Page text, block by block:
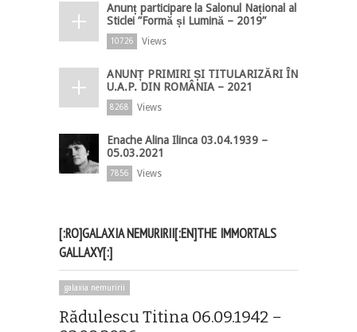
Anunț participare la Salonul Național al
Sticlei ”Formă și Lumină – 2019”
10726 Views
ANUNȚ PRIMIRI ȘI TITULARIZĂRI ÎN
U.A.P. DIN ROMÂNIA – 2021
8268 Views
Enache Alina Ilinca 03.04.1939 –
05.03.2021
7856 Views
[:RO]GALAXIA NEMURIRII[:EN]THE IMMORTALS
GALLAXY[:]
galaxia nemuririi
Rădulescu Titina 06.09.1942 –